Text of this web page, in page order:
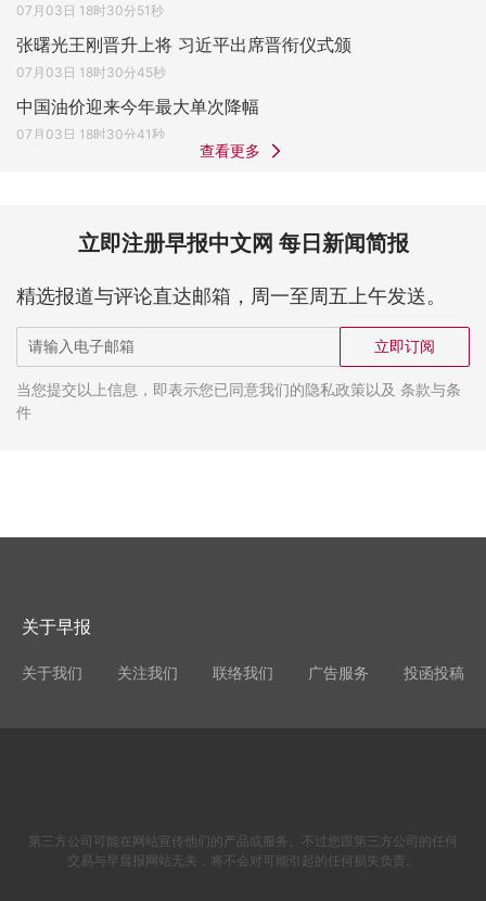
07月03日 18时30分51秒
张曙光王刚晋升上将 习近平出席晋衔仪式颁
07月03日 18时30分45秒
中国油价迎来今年最大单次降幅
07月03日 18时30分41秒
查看更多
立即注册早报中文网 每日新闻简报
精选报道与评论直达邮箱，周一至周五上午发送。
立即订阅
当您提交以上信息，即表示您已同意我们的隐私政策以及 条款与条
件
关于早报
关于我们 关注我们 联络我们 广告服务 投函投稿
第三方公司可能在网站宣传他们的产品或服务。不过您跟第三方公司的任何
交易与早晨报网站无关，将不会对可能引起的任何损失负责。